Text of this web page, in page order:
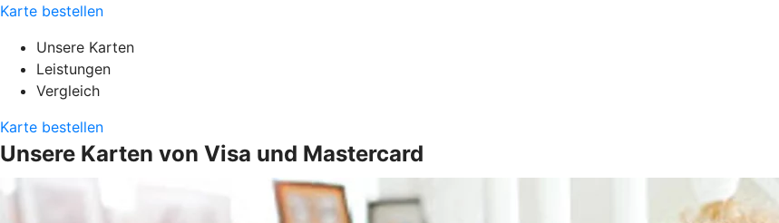
Karte bestellen
Unsere Karten
Leistungen
Vergleich
Karte bestellen
Unsere Karten von Visa und Mastercard